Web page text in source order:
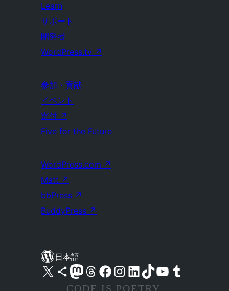
Learn
サポート
開発者
WordPress.tv ↗
参加・貢献
イベント
寄付 ↗
Five for the Future
WordPress.com ↗
Matt ↗
bbPress ↗
BuddyPress ↗
日本語
X (旧 Twitter) アカウントへ Bluesky アカウントへ Mastodon アカウントへ Threads アカウントへ Facebook ページへ Instagram アカウントへ LinkedIn アカウントへTikTok アカウントへ YouTube チャンネルへ Tumblr アカウントへ
CODE IS POETRY.